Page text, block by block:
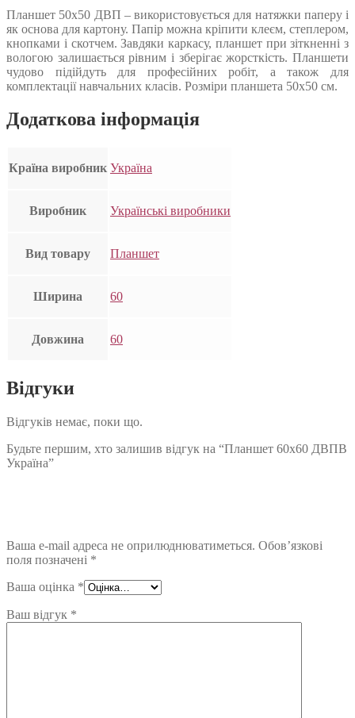
Планшет 50х50 ДВП – використовується для натяжки паперу і
як основа для картону. Папір можна кріпити клеєм, степлером,
кнопками і скотчем. Завдяки каркасу, планшет при зіткненні з
вологою залишається рівним і зберігає жорсткість. Планшети
чудово підійдуть для професійних робіт, а також для
комплектації навчальних класів. Розміри планшета 50х50 см.
Додаткова інформація
Країна виробник Україна
Виробник Українські виробники
Вид товару Планшет
Ширина 60
Довжина 60
Відгуки
Відгуків немає, поки що.
Будьте першим, хто залишив відгук на “Планшет 60х60 ДВПВ
Україна”
Ваша e-mail адреса не оприлюднюватиметься. Обов’язкові
поля позначені *
Ваша оцінка *
Ваш відгук *